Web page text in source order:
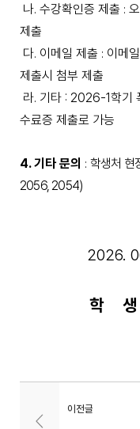
나. 수강확인증 제출 :
제출
다. 이메일 제출 : 이메
제출시 첨부 제출
라. 기타 : 2026-1학기
수료증 제출로 가능
4.기타 문의 : 학생처 현
2056, 2054)
2026. 06.
학 생
이전글